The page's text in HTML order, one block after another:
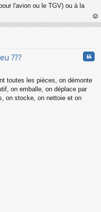
l'avion ou le TGV) ou à la
au
???
toutes les pièces, on démonte
on emballe, on déplace par
on stocke, on nettoie et on